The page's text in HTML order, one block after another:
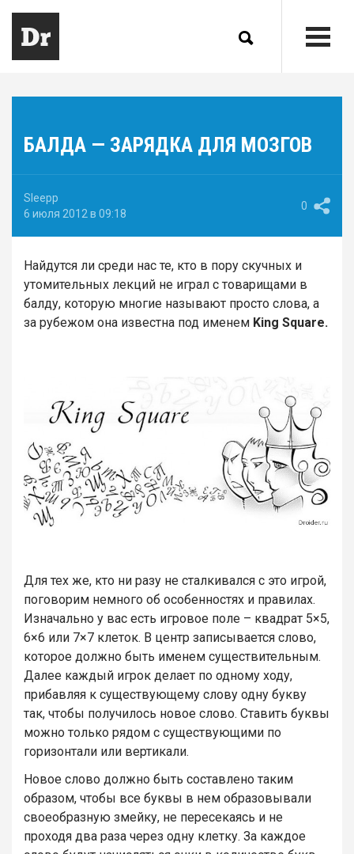
БАЛДА — ЗАРЯДКА ДЛЯ МОЗГОВ
Sleepp
6 июля 2012 в 09:18
0
Найдутся ли среди нас те, кто в пору скучных и
утомительных лекций не играл с товарищами в
балду, которую многие называют просто слова, а
за рубежом она известна под именем King Square.
Для тех же, кто ни разу не сталкивался с это игрой,
поговорим немного об особенностях и правилах.
Изначально у вас есть игровое поле – квадрат 5×5,
6×6 или 7×7 клеток. В центр записывается слово,
которое должно быть именем существительным.
Далее каждый игрок делает по одному ходу,
прибавляя к существующему слову одну букву
так, чтобы получилось новое слово. Ставить буквы
можно только рядом с существующими по
горизонтали или вертикали.
Новое слово должно быть составлено таким
образом, чтобы все буквы в нем образовывали
своеобразную змейку, не пересекаясь и не
проходя два раза через одну клетку. За каждое